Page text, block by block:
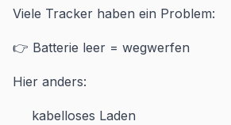
Viele Tracker haben ein Problem:
👉 Batterie leer = wegwerfen
Hier anders:
kabelloses Laden